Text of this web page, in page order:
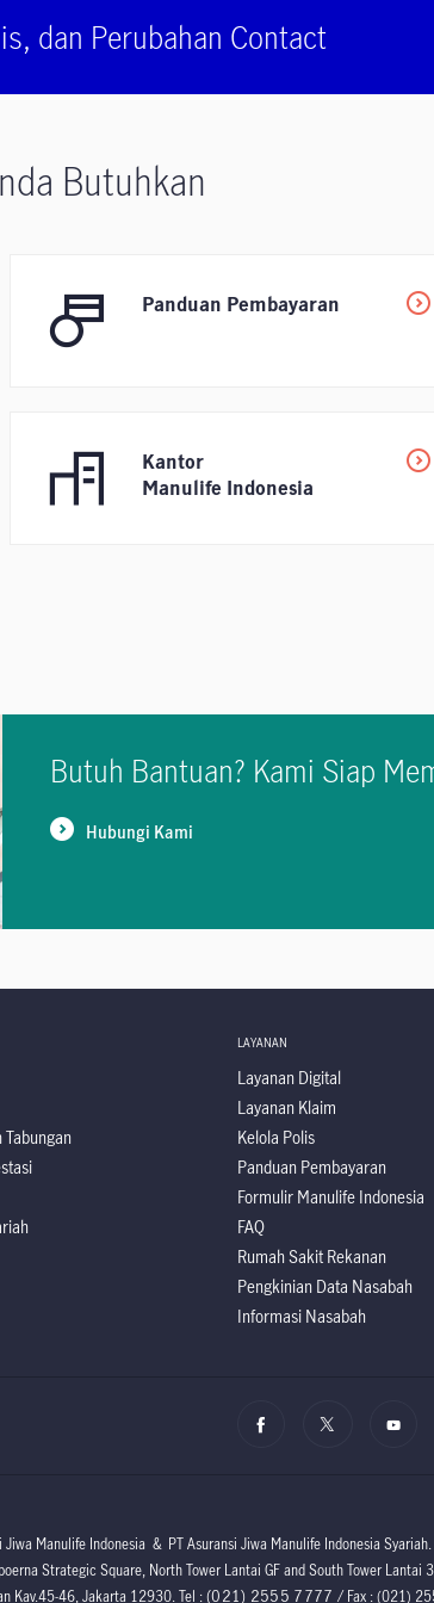
dan Perubahan Contact
Butuhkan
Panduan Pembayaran
Kantor
Manulife Indonesia
Butuh Bantuan? Kami Siap
Hubungi Kami
Tabungan
LAYANAN
Layanan Digital
Layanan Klaim
Kelola Polis
Panduan Pembayaran
Formulir Manulife Indonesia
FAQ
Rumah Sakit Rekanan
Pengkinian Data Nasabah
Informasi Nasabah
Manulife Indonesia & PT Asuransi Jiwa Manulife Indonesia Syariah.
Strategic Square, North Tower Lantai GF and South Tower Lantai
Kav.45-46, Jakarta 12930. Tel :(021) 2555 7777 / Fax : (021)